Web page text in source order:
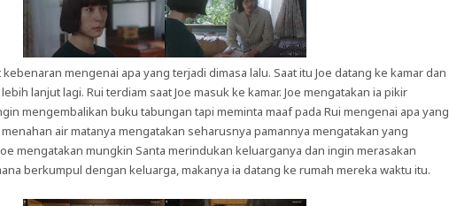
mengenai apa yang terjadi dimasa lalu. Saat itu Joe datang ke kamar dan
lanjut lagi. Rui terdiam saat Joe masuk ke kamar. Joe mengatakan ia pikir
mengembalikan buku tabungan tapi meminta maaf pada Rui mengenai apa yang
air matanya mengatakan seharusnya pamannya mengatakan yang
mengatakan mungkin Santa merindukan keluarganya dan ingin merasakan
berkumpul dengan keluarga, makanya ia datang ke rumah mereka waktu itu.